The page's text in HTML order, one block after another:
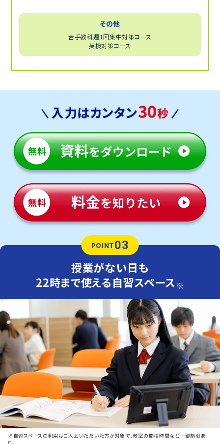
いけない自分に対する苛立ちや自信喪失といったマイ
ナスな感情を抱く場合もあります。
それを和らげるために前もって1対1のマンツーマン指
導によって解決していきましょう。
その他
苦手教科週1回集中対策コース
英検対策コース
POINT03
授業がない日も
22時まで使える自習スペース ※
※自習スペースの利用はご入会いただいた方が対象で、教室の開校時間など一部制限あ